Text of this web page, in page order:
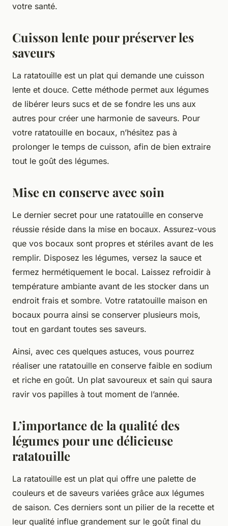
votre santé.
Cuisson lente pour préserver les
saveurs
La ratatouille est un plat qui demande une cuisson
lente et douce. Cette méthode permet aux légumes
de libérer leurs sucs et de se fondre les uns aux
autres pour créer une harmonie de saveurs. Pour
votre ratatouille en bocaux, n’hésitez pas à
prolonger le temps de cuisson, afin de bien extraire
tout le goût des légumes.
Mise en conserve avec soin
Le dernier secret pour une ratatouille en conserve
réussie réside dans la mise en bocaux. Assurez-vous
que vos bocaux sont propres et stériles avant de les
remplir. Disposez les légumes, versez la sauce et
fermez hermétiquement le bocal. Laissez refroidir à
température ambiante avant de les stocker dans un
endroit frais et sombre. Votre ratatouille maison en
bocaux pourra ainsi se conserver plusieurs mois,
tout en gardant toutes ses saveurs.
Ainsi, avec ces quelques astuces, vous pourrez
réaliser une ratatouille en conserve faible en sodium
et riche en goût. Un plat savoureux et sain qui saura
ravir vos papilles à tout moment de l’année.
L’importance de la qualité des
légumes pour une délicieuse
ratatouille
La ratatouille est un plat qui offre une palette de
couleurs et de saveurs variées grâce aux légumes
de saison. Ces derniers sont un pilier de la recette et
leur qualité influe grandement sur le goût final du